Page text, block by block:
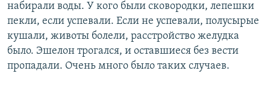
набирали воды. У кого были сковородки, лепешки
пекли, если успевали. Если не успевали, полусырые
кушали, животы болели, расстройство желудка
было. Эшелон трогался, и оставшиеся без вести
пропадали. Очень много было таких случаев.